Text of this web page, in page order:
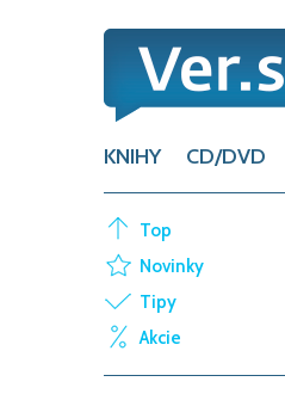
KNIHY CD/DVD
Top
Novinky
Tipy
Akcie